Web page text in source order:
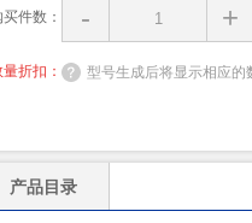
买件数： - +
折扣： 型号生成后将显示相应的
产品目录